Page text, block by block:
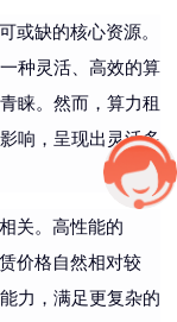
或缺的核心资源。
种灵活、高效的算
睐。然而，算力租
响，呈现出灵活多
关。高性能的
价格自然相对较
力，满足更复杂的